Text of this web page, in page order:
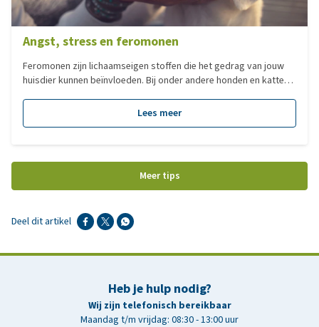
Angst, stress en feromonen
Feromonen zijn lichaamseigen stoffen die het gedrag van jouw
huisdier kunnen beïnvloeden. Bij onder andere honden en katten
om soortgenoten te alarmeren, om territorium af te bakenen of
als verleiding tijdens het paren.
Lees meer
Meer tips
Deel dit artikel
Heb je hulp nodig?
Wij zijn telefonisch bereikbaar
Maandag t/m vrijdag: 08:30 - 13:00 uur